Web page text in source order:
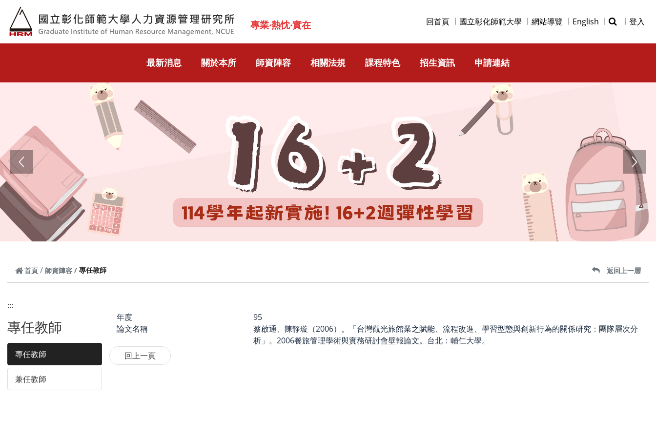
跳到主要內容
專業‧熱忱‧實在 回首頁 國立彰化師範大學 網站導覽 English 登入
最新消息 關於本所 師資陣容 相關法規 課程特色 招生資訊 申請連結
Previous Next
首頁 師資陣容 專任教師 返回上一層
:::
專任教師
專任教師
兼任教師
年度
95
論文名稱
蔡啟通、陳靜璇（2006）。「台灣觀光旅館業之賦能、流程改進、學習型態與創新行為的關係研究：團隊層次分
析」。2006餐旅管理學術與實務研討會壁報論文。台北：輔仁大學。